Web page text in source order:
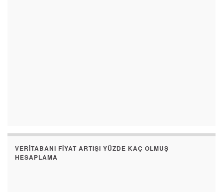
VERITABANI FIYAT ARTIŞI YÜZDE KAÇ OLMUŞ
HESAPLAMA